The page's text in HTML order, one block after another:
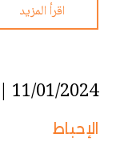
اقرأ المزيد
11/01/2024 |
الإحباط